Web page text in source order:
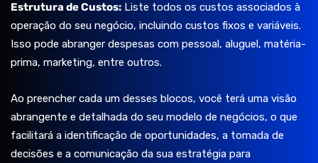
Estrutura de Custos: Liste todos os custos associados à
operação do seu negócio, incluindo custos fixos e variáveis.
Isso pode abranger despesas com pessoal, aluguel, matéria-
prima, marketing, entre outros.
Ao preencher cada um desses blocos, você terá uma visão
abrangente e detalhada do seu modelo de negócios, o que
facilitará a identificação de oportunidades, a tomada de
decisões e a comunicação da sua estratégia para